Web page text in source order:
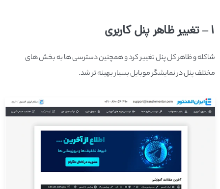
1 – تغییر ظاهر پنل کاربری
شاکله و ظاهر کل پنل تغییر کرد و همچنین دسترسی ها به بخش های
مختلف پنل در نمایشگر موبایل بسیار بهینه تر شد.